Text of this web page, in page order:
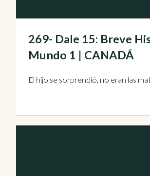
269- Dale 15: Breve
Mundo 1 | CANADÁ
El hijo se sorprendió, no eran las